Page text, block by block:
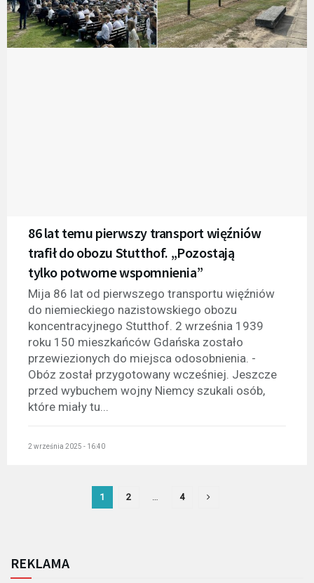
86 lat temu pierwszy transport więźniów
trafił do obozu Stutthof. „Pozostają
tylko potworne wspomnienia”
Mija 86 lat od pierwszego transportu więźniów
do niemieckiego nazistowskiego obozu
koncentracyjnego Stutthof. 2 września 1939
roku 150 mieszkańców Gdańska zostało
przewiezionych do miejsca odosobnienia. -
Obóz został przygotowany wcześniej. Jeszcze
przed wybuchem wojny Niemcy szukali osób,
które miały tu...
2 września 2025 - 16:40
1 2 … 4
REKLAMA